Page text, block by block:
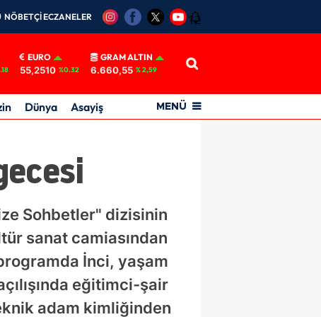
NÖBETÇİ ECZANELER 12
EURO
55,2510 %0.32
GRAM ALTIN
6.660,55 % 2,59
Dünya Asayiş MENÜ
Sohbetler" dizisinin
sanat camiasından
İnci, yaşam
eğitimci-şair
adam kimliğinden